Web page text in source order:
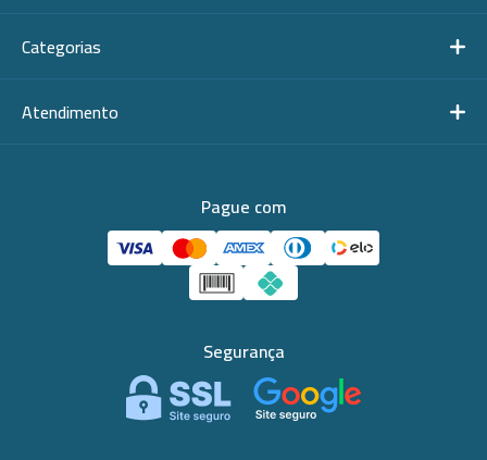
Categorias
Atendimento
Pague com
Segurança